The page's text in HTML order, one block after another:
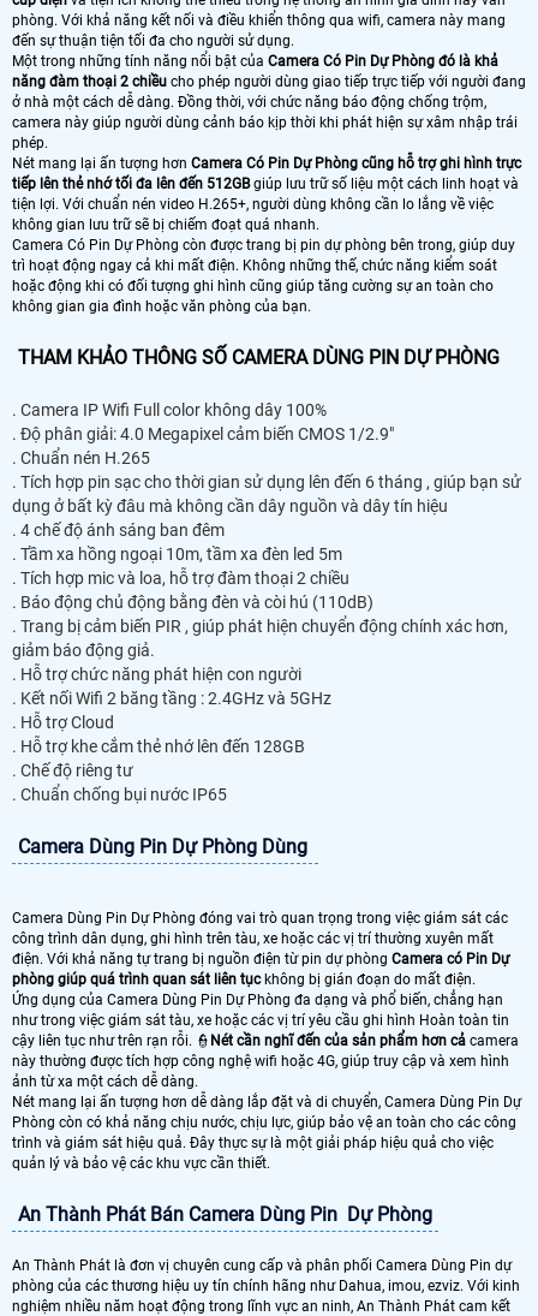
phòng. Với khả năng kết nối và điều khiển thông qua wifi, camera này mang
đến sự thuận tiện tối đa cho người sử dụng.
Một trong những tính năng nổi bật của Camera Có Pin Dự Phòng đó là khả
năng đàm thoại 2 chiều cho phép người dùng giao tiếp trực tiếp với người đang
ở nhà một cách dễ dàng. Đồng thời, với chức năng báo động chống trộm,
camera này giúp người dùng cảnh báo kịp thời khi phát hiện sự xâm nhập trái
phép.
Nét mang lại ấn tượng hơn Camera Có Pin Dự Phòng cũng hỗ trợ ghi hình trực
tiếp lên thẻ nhớ tối đa lên đến 512GBgiúp lưu trữ số liệu một cách linh hoạt và
tiện lợi. Với chuẩn nén video H.265+, người dùng không cần lo lắng về việc
không gian lưu trữ sẽ bị chiếm đoạt quá nhanh.
Camera Có Pin Dự Phòng còn được trang bị pin dự phòng bên trong, giúp duy
trì hoạt động ngay cả khi mất điện. Không những thế, chức năng kiểm soát
hoặc động khi có đối tượng ghi hình cũng giúp tăng cường sự an toàn cho
không gian gia đình hoặc văn phòng của bạn.
THAM KHẢO THÔNG SỐ CAMERA DÙNG PIN DỰ PHÒNG
. Camera IP Wifi Full color không dây 100%
. Độ phân giải: 4.0 Megapixel cảm biến CMOS 1/2.9"
. Chuẩn nén H.265
. Tích hợp pin sạc cho thời gian sử dụng lên đến 6 tháng , giúp bạn sử
dụng ở bất kỳ đâu mà không cần dây nguồn và dây tín hiệu
. 4 chế độ ánh sáng ban đêm
. Tầm xa hồng ngoại 10m, tầm xa đèn led 5m
. Tích hợp mic và loa, hỗ trợ đàm thoại 2 chiều
. Báo động chủ động bằng đèn và còi hú (110dB)
. Trang bị cảm biến PIR , giúp phát hiện chuyển động chính xác hơn,
giảm báo động giả.
. Hỗ trợ chức năng phát hiện con người
. Kết nối Wifi 2 băng tầng : 2.4GHz và 5GHz
. Hỗ trợ Cloud
. Hỗ trợ khe cắm thẻ nhớ lên đến 128GB
. Chế độ riêng tư
. Chuẩn chống bụi nước IP65
Camera Dùng Pin Dự Phòng Dùng
Camera Dùng Pin Dự Phòng đóng vai trò quan trọng trong việc giám sát các
công trình dân dụng, ghi hình trên tàu, xe hoặc các vị trí thường xuyên mất
điện. Với khả năng tự trang bị nguồn điện từ pin dự phòng Camera có Pin Dự
phòng giúp quá trình quan sát liên tụckhông bị gián đoạn do mất điện.
Ứng dụng của Camera Dùng Pin Dự Phòng đa dạng và phổ biến, chẳng hạn
như trong việc giám sát tàu, xe hoặc các vị trí yêu cầu ghi hình Hoàn toàn tin
cậy liên tục như trên rạn rỗi. 👮 Nét cần nghĩ đến của sản phẩm hơn cả camera
này thường được tích hợp công nghệ wifi hoặc 4G, giúp truy cập và xem hình
ảnh từ xa một cách dễ dàng.
Nét mang lại ấn tượng hơn dễ dàng lắp đặt và di chuyển, Camera Dùng Pin Dự
Phòng còn có khả năng chịu nước, chịu lực, giúp bảo vệ an toàn cho các công
trình và giám sát hiệu quả. Đây thực sự là một giải pháp hiệu quả cho việc
quản lý và bảo vệ các khu vực cần thiết.
An Thành Phát Bán Camera Dùng Pin Dự Phòng
An Thành Phát là đơn vị chuyên cung cấp và phân phối Camera Dùng Pin dự
phòng của các thương hiệu uy tín chính hãng như Dahua, imou, ezviz. Với kinh
nghiệm nhiều năm hoạt động trong lĩnh vực an ninh, An Thành Phát cam kết